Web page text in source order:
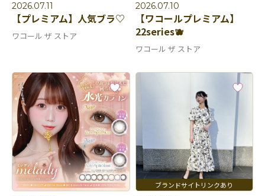
2026.07.11
【プレミアム】人気ブラ♡
ワコール ザ ストア
2026.07.10
【ワコールプレミアム】
22series🫐
ワコール ザ ストア